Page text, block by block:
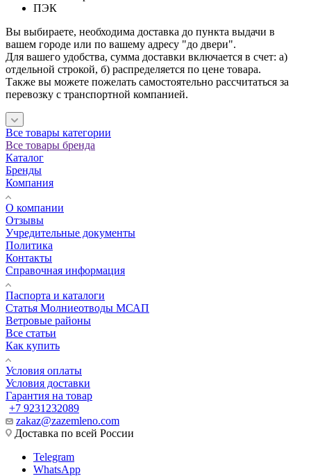
ПЭК
Вы выбираете, необходима доставка до пункта выдачи в
вашем городе или по вашему адресу "до двери".
Для вашего удобства, сумма доставки включается в счет: а)
отдельной строкой, б) распределяется по цене товара.
Также вы можете пожелать самостоятельно рассчитаться за
перевозку с транспортной компанией.
Все товары категории
Все товары бренда
Каталог
Бренды
Компания
О компании
Отзывы
Учредительные документы
Политика
Контакты
Справочная информация
Паспорта и каталоги
Статья Молниеотводы МСАП
Ветровые районы
Все статьи
Как купить
Условия оплаты
Условия доставки
Гарантия на товар
+7 9231232089
zakaz@zazemleno.com
Доставка по всей России
Telegram
WhatsApp